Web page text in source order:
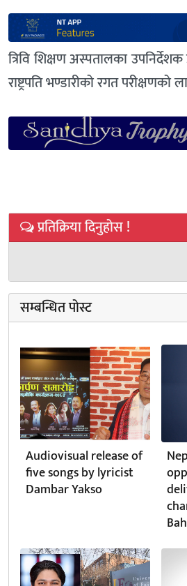
त्रिवि शिक्षण अस्पतालका
राष्ट्रपति भण्डारीको रगत परीक्षणको
प्रतिक्रिया दिनुहोस !
सम्बन्धित पोस्ट
Audiovisual release of
five songs by lyricist
Dambar Yakso